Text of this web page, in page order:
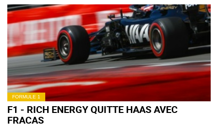
FORMULE 1
F1 - RICH ENERGY QUITTE HAAS AVEC
FRACAS